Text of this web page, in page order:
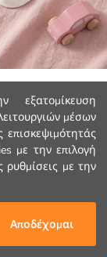
εξατομίκευση
μέσων
με την επιλογή
ρυθμίσεις με την
Αποδέχομαι
1